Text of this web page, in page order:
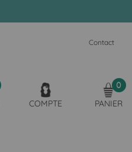
Contact
COMPTE
0
PANIER